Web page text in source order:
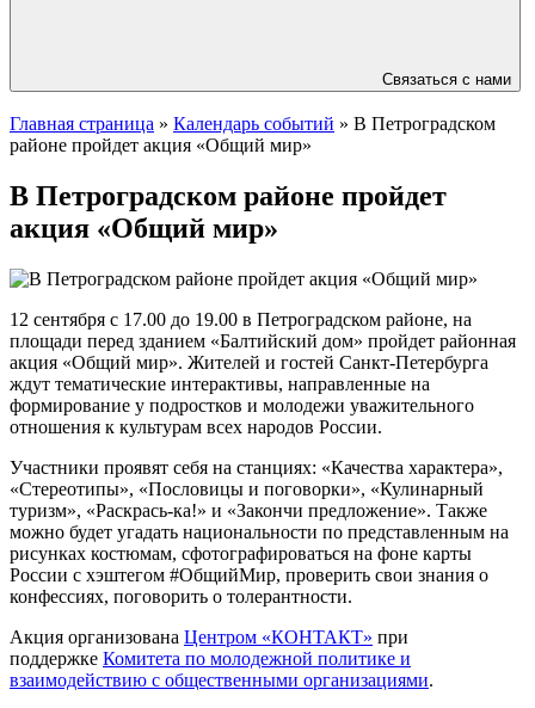
Связаться с нами
Главная страница » Календарь событий » В Петроградском
районе пройдет акция «Общий мир»
В Петроградском районе пройдет
акция «Общий мир»
12 сентября с 17.00 до 19.00 в Петроградском районе, на
площади перед зданием «Балтийский дом» пройдет районная
акция «Общий мир». Жителей и гостей Санкт-Петербурга
ждут тематические интерактивы, направленные на
формирование у подростков и молодежи уважительного
отношения к культурам всех народов России.
Участники проявят себя на станциях: «Качества характера»,
«Стереотипы», «Пословицы и поговорки», «Кулинарный
туризм», «Раскрась-ка!» и «Закончи предложение». Также
можно будет угадать национальности по представленным на
рисунках костюмам, сфотографироваться на фоне карты
России с хэштегом #ОбщийМир, проверить свои знания о
конфессиях, поговорить о толерантности.
Акция организована Центром «КОНТАКТ» при
поддержке Комитета по молодежной политике и
взаимодействию с общественными организациями.